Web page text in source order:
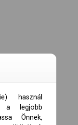
használ
a legjobb
Önnek,